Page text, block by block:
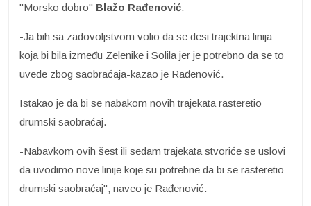
"Morsko dobro" Blažo Rađenović.
-Ja bih sa zadovoljstvom volio da se desi trajektna linija
koja bi bila između Zelenike i Solila jer je potrebno da se to
uvede zbog saobraćaja-kazao je Rađenović.
Istakao je da bi se nabakom novih trajekata rasteretio
drumski saobraćaj.
-Nabavkom ovih šest ili sedam trajekata stvoriće se uslovi
da uvodimo nove linije koje su potrebne da bi se rasteretio
drumski saobraćaj", naveo je Rađenović.